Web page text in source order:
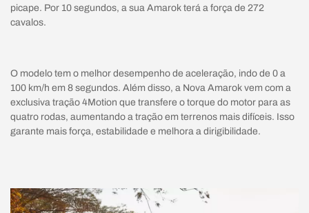
picape. Por 10 segundos, a sua Amarok terá a força de 272
cavalos.
O modelo tem o melhor desempenho de aceleração, indo de 0 a
100 km/h em 8 segundos. Além disso, a Nova Amarok vem com a
exclusiva tração 4Motion que transfere o torque do motor para as
quatro rodas, aumentando a tração em terrenos mais difíceis. Isso
garante mais força, estabilidade e melhora a dirigibilidade.